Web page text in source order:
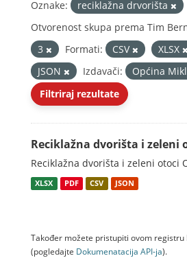
Oznake: reciklažna drvorišta
Otvorenost skupa prema Tim
3
Formati: CSV XLSX
JSON
Izdavači:
Općina
Filtriraj rezultate
Reciklažna dvorišta i zeleni
Reciklažna dvorišta i zeleni otoci
XLSX PDF CSV JSON
Također možete pristupiti ovom registru
(pogledajte Dokumenаtаcijа API-jа).